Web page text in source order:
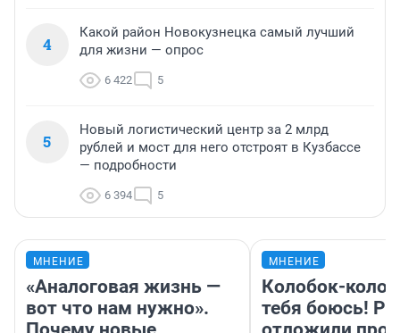
4
Какой район Новокузнецка самый лучший
для жизни — опрос
6 422 5
5
Новый логистический центр за 2 млрд
рублей и мост для него отстроят в Кузбассе
— подробности
6 394 5
МНЕНИЕ
«Аналоговая жизнь —
вот что нам нужно».
МНЕНИЕ
Колобок-
тебя боюсь!